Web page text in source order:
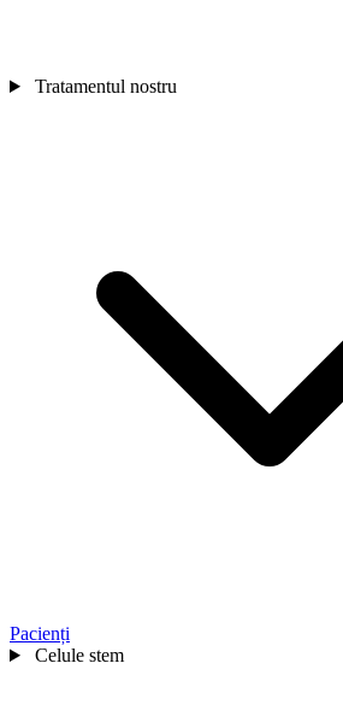
Tratamentul nostru
Pacienți
Celule stem